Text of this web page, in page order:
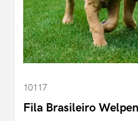
10117
Fila Brasileiro